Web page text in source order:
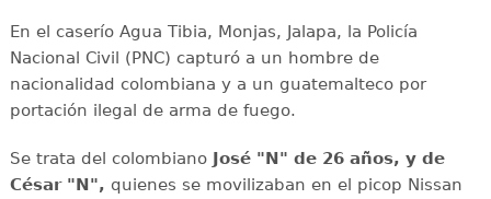
En el caserío Agua Tibia, Monjas, Jalapa, la Policía
Nacional Civil (PNC) capturó a un hombre de
nacionalidad colombiana y a un guatemalteco por
portación ilegal de arma de fuego.
Se trata del colombiano José "N" de 26 años, y de
César "N", quienes se movilizaban en el picop Nissan